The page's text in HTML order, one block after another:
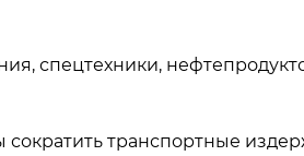
спецтехники,
транспортные